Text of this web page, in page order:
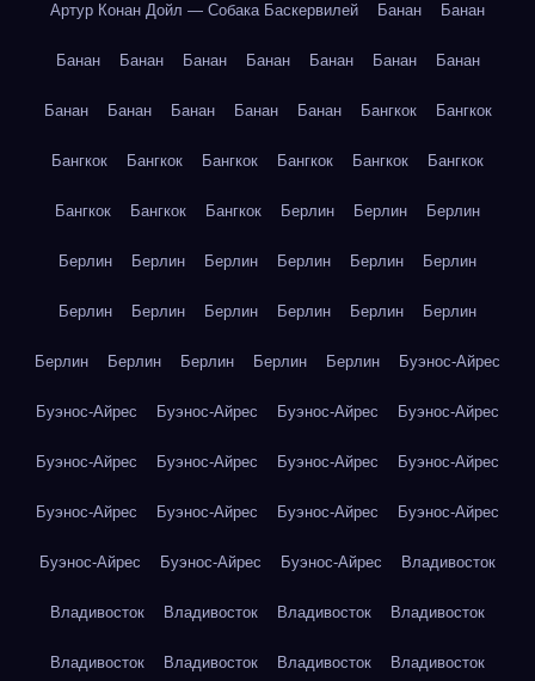
Артур Конан Дойл — Собака Баскервилей Банан Банан
Банан Банан Банан Банан Банан Банан Банан
Банан Банан Банан Банан Банан Бангкок Бангкок
Бангкок Бангкок Бангкок Бангкок Бангкок Бангкок
Бангкок Бангкок Бангкок Берлин Берлин Берлин
Берлин Берлин Берлин Берлин Берлин Берлин
Берлин Берлин Берлин Берлин Берлин Берлин
Берлин Берлин Берлин Берлин Берлин Буэнос-Айрес
Буэнос-Айрес Буэнос-Айрес Буэнос-Айрес Буэнос-Айрес
Буэнос-Айрес Буэнос-Айрес Буэнос-Айрес Буэнос-Айрес
Буэнос-Айрес Буэнос-Айрес Буэнос-Айрес Буэнос-Айрес
Буэнос-Айрес Буэнос-Айрес Буэнос-Айрес Владивосток
Владивосток Владивосток Владивосток Владивосток
Владивосток Владивосток Владивосток Владивосток